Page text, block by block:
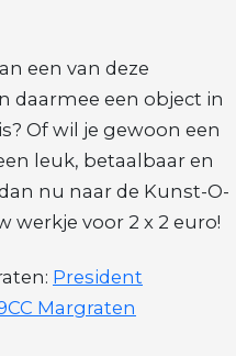
een van deze
daarmee een object in
Of wil je gewoon een
leuk, betaalbaar en
nu naar de Kunst-O-
werkje voor 2 x 2 euro!
President
Margraten